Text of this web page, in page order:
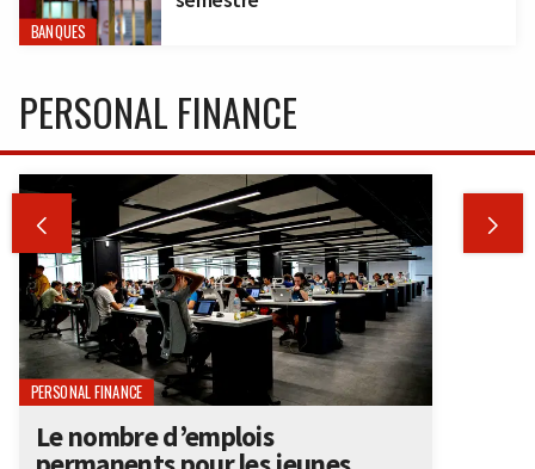
BANQUES
PERSONAL FINANCE
 
PERSONAL FINANCE
Le nombre d’emplois